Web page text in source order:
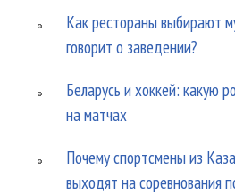
Как рестораны выбирают
говорит о заведении?
Беларусь и хоккей: какую
на матчах
Почему спортсмены из
выходят на соревнования